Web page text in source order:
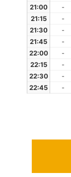
21:00
-
21:15
-
21:30
-
21:45
-
22:00
-
22:15
-
22:30
-
22:45
-